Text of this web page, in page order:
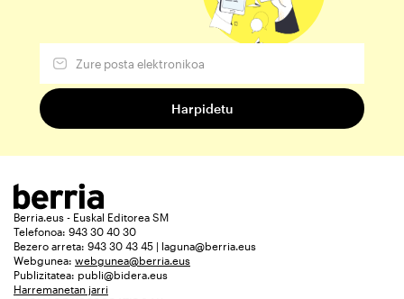
Berria.eus - Euskal Editorea SM
Telefonoa: 943 30 40 30
Bezero arreta: 943 30 43 45 | laguna@berria.eus
Webgunea: webgunea@berria.eus
Publizitatea: publi@bidera.eus
Harremanetan jarri